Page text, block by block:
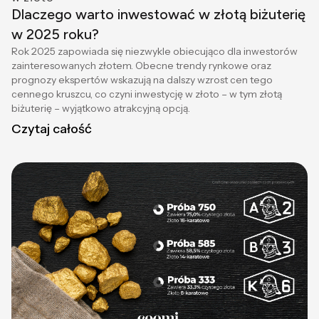
Dlaczego warto inwestować w złotą biżuterię
w 2025 roku?
Rok 2025 zapowiada się niezwykle obiecująco dla inwestorów
zainteresowanych złotem. Obecne trendy rynkowe oraz
prognozy ekspertów wskazują na dalszy wzrost cen tego
cennego kruszcu, co czyni inwestycję w złoto – w tym złotą
biżuterię – wyjątkowo atrakcyjną opcją.
Czytaj całość